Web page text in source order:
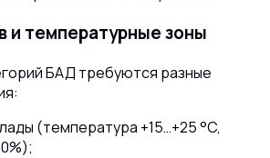
и температурные зоны
БАД требуются разные
(температура +15…+25 °C,